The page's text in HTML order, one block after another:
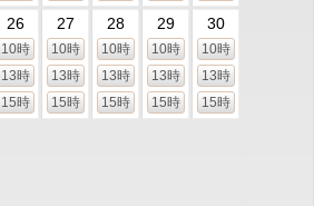
26
10時
13時
15時
27
10時
13時
15時
28
10時
13時
15時
29
10時
13時
15時
30
10時
13時
15時